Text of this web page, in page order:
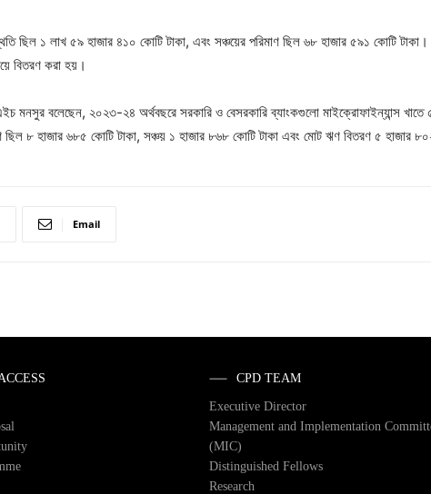
ছিল ১ লাখ ৫৯ হাজার ৪১০ কোটি টাকা, এবং সঞ্চয়ের পরিমাণ ছিল ৬৮ হাজার ৫৯১ কোটি
বিতরণ করা হয়।
মনসুর বলেছেন, ২০২৩-২৪ অর্থবছরে সরকারি ও বেসরকারি ব্যাংকগুলো মাইক্রোফাইন্যান্স
৮ হাজার ৬৮৫ কোটি টাকা, সঞ্চয় ১ হাজার ৮৬৮ কোটি টাকা এবং মোট ঋণ বিতরণ ৫ হাজার
Email
CPD TEAM
Executive Director
Management and Implementation
(MIC)
Distinguished Fellows
Research